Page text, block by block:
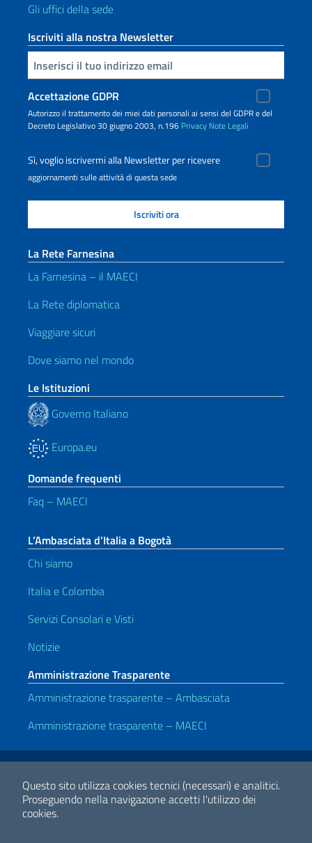
Questo sito utilizza cookies tecnici (necessari) e analitici.
Proseguendo nella navigazione accetti l'utilizzo dei
cookies.
Gli uffici della sede
Iscriviti alla nostra Newsletter
Inserisci la tua email
Accettazione GDPR
Autorizzo il trattamento dei miei dati personali ai sensi del GDPR e del
Decreto Legislativo 30 giugno 2003, n.196 Privacy Note Legali
Sì, voglio iscrivermi alla Newsletter per ricevere
aggiornamenti sulle attività di questa sede
La Rete Farnesina
La Farnesina – il MAECI
La Rete diplomatica
Viaggiare sicuri
Dove siamo nel mondo
Le Istituzioni
Governo Italiano
Europa.eu
Domande frequenti
Faq – MAECI
L’Ambasciata d’Italia a Bogotà
Chi siamo
Italia e Colombia
Servizi Consolari e Visti
Notizie
Amministrazione Trasparente
Amministrazione trasparente – Ambasciata
Amministrazione trasparente – MAECI
Link Utili